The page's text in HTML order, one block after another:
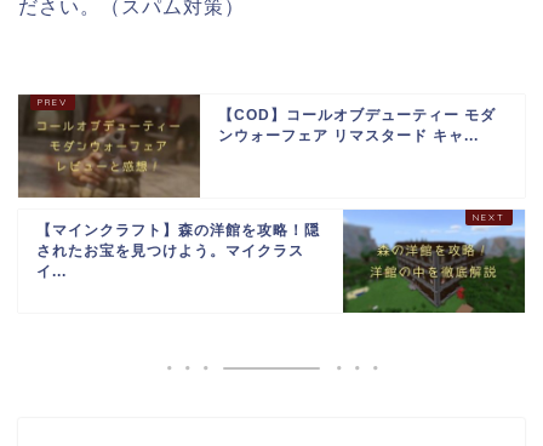
ださい。（スパム対策）
【COD】コールオブデューティー モダ
ンウォーフェア リマスタード キャ...
【マインクラフト】森の洋館を攻略！隠
されたお宝を見つけよう。マイクラス
イ...